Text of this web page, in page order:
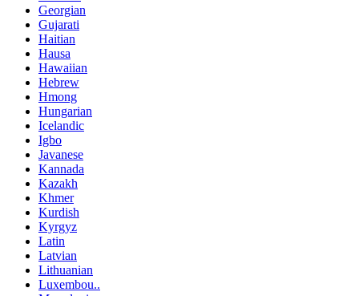
Georgian
Gujarati
Haitian
Hausa
Hawaiian
Hebrew
Hmong
Hungarian
Icelandic
Igbo
Javanese
Kannada
Kazakh
Khmer
Kurdish
Kyrgyz
Latin
Latvian
Lithuanian
Luxembou..